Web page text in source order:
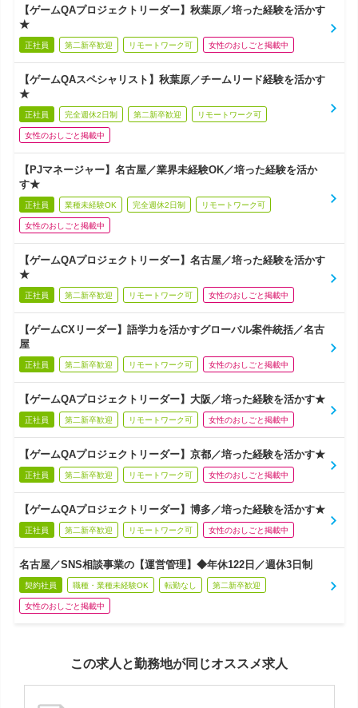
【ゲームQAプロジェクトリーダー】秋葉原／培った経験を活かす
★
正社員 第二新卒歓迎 リモートワーク可 女性のおしごと掲載中
【ゲームQAスペシャリスト】秋葉原／チームリード経験を活かす
★
正社員 完全週休2日制 第二新卒歓迎 リモートワーク可
女性のおしごと掲載中
【PJマネージャー】名古屋／業界未経験OK／培った経験を活か
す★
正社員 業種未経験OK 完全週休2日制 リモートワーク可
女性のおしごと掲載中
【ゲームQAプロジェクトリーダー】名古屋／培った経験を活かす
★
正社員 第二新卒歓迎 リモートワーク可 女性のおしごと掲載中
【ゲームCXリーダー】語学力を活かすグローバル案件統括／名古
屋
正社員 第二新卒歓迎 リモートワーク可 女性のおしごと掲載中
【ゲームQAプロジェクトリーダー】大阪／培った経験を活かす★
正社員 第二新卒歓迎 リモートワーク可 女性のおしごと掲載中
【ゲームQAプロジェクトリーダー】京都／培った経験を活かす★
正社員 第二新卒歓迎 リモートワーク可 女性のおしごと掲載中
【ゲームQAプロジェクトリーダー】博多／培った経験を活かす★
正社員 第二新卒歓迎 リモートワーク可 女性のおしごと掲載中
名古屋／SNS相談事業の【運営管理】◆年休122日／週休3日制
契約社員 職種・業種未経験OK 転勤なし 第二新卒歓迎
女性のおしごと掲載中
この求人と勤務地が同じオススメ求人